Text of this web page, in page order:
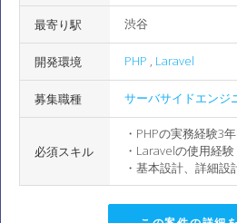
最寄り駅 渋谷
開発環境 PHP , Laravel
募集職種 サーバサイドエンジ
必須スキル
・PHPの実務経験3
・Laravelの使用経験
・基本設計、詳細設